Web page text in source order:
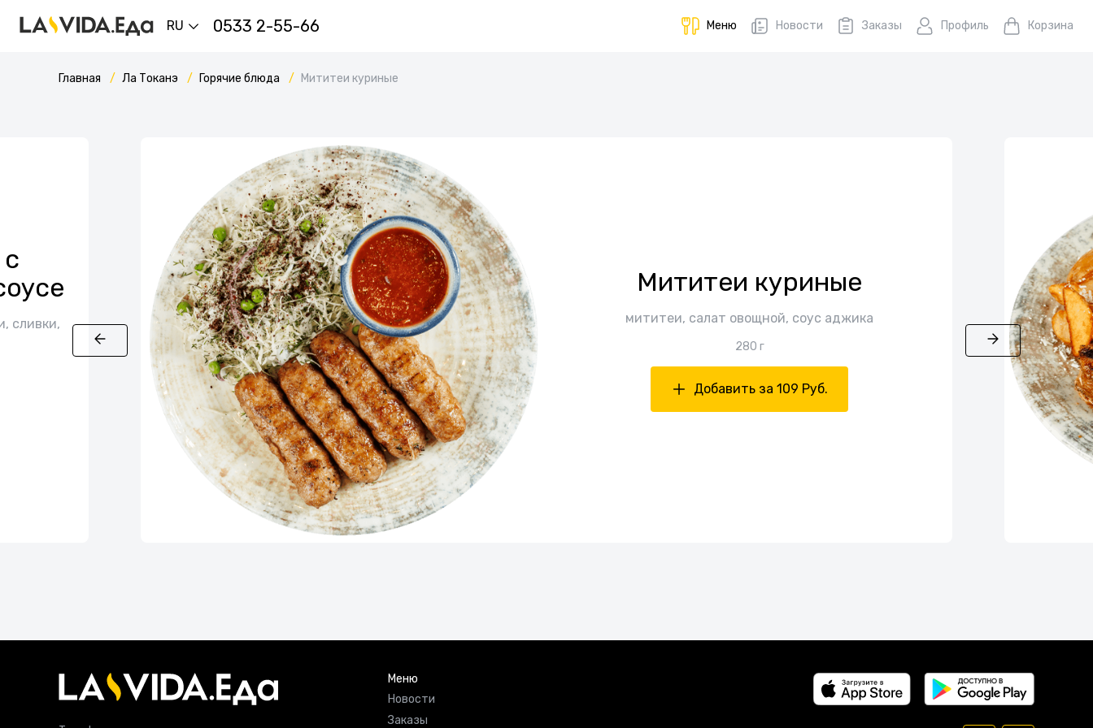
RU 0533 2-55-66 Меню Новости Заказы Профиль Корзина
Главная Ла Токанэ Горячие блюда Мититеи куриные
сливки,
Мититеи куриные
мититеи, салат овощной, соус аджика
280 г
Добавить за 109 Руб.
Меню
Новости
Заказы